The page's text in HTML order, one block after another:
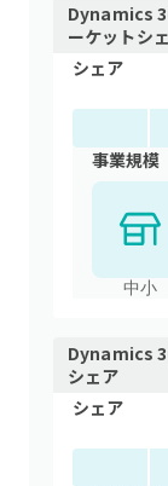
Dynamics
ーケットシ
シェア
事業規模
中小
Dynamics
シェア
シェア